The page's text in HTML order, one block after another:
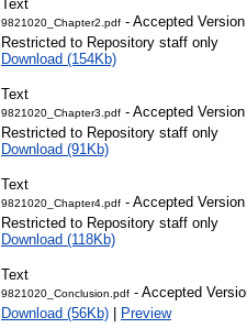
Text
9821020_Chapter2.pdf - Accepted Version
Restricted to Repository staff only
Download (154Kb)
Text
9821020_Chapter3.pdf - Accepted Version
Restricted to Repository staff only
Download (91Kb)
Text
9821020_Chapter4.pdf - Accepted Version
Restricted to Repository staff only
Download (118Kb)
Text
9821020_Conclusion.pdf - Accepted
Download (56Kb) | Preview